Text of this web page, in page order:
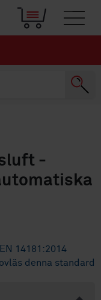
-
14181:2014
denna standard